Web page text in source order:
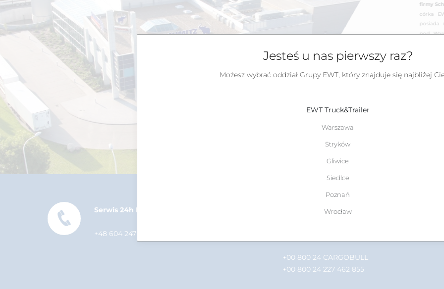
Jesteś u nas pierwszy raz?
Możesz wybrać oddział Grupy EWT, który znajduje się najbliżej
EWT Truck&Trailer
Warszawa
Stryków
Gliwice
Siedlce
Poznań
Wrocław
firmy
córka
posiada
pod
Jako
serwis
Serwis 24h POLSKA
+48 604 247 248
Serwis 24h EUROPA
+00 800 24 CARGOBULL
+00 800 24 227 462 855